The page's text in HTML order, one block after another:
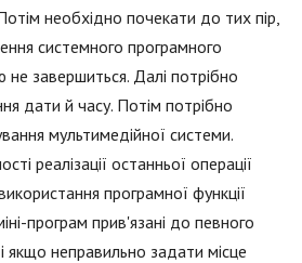
необхідно почекати до тих пір,
системного програмного
не завершиться. Далі потрібно
дати й часу. Потім потрібно
мультимедійної системи.
реалізації останньої операції
програмної функції
програм прив'язані до певного
і якщо неправильно задати місце